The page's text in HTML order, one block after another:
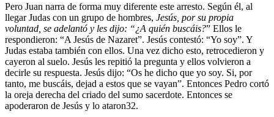
Pero Juan narra de forma muy diferente este arresto. Según él, al
llegar Judas con un grupo de hombres, Jesús, por su propia
voluntad, se adelantó y les dijo: “¿A quién buscáis?” Ellos le
respondieron: “A Jesús de Nazaret”. Jesús contestó: “Yo soy”. Y
Judas estaba también con ellos. Una vez dicho esto, retrocedieron y
cayeron al suelo. Jesús les repitió la pregunta y ellos volvieron a
decirle su respuesta. Jesús dijo: “Os he dicho que yo soy. Si, por
tanto, me buscáis, dejad a estos que se vayan”. Entonces Pedro cortó
la oreja derecha del criado del sumo sacerdote. Entonces se
apoderaron de Jesús y lo ataron32.